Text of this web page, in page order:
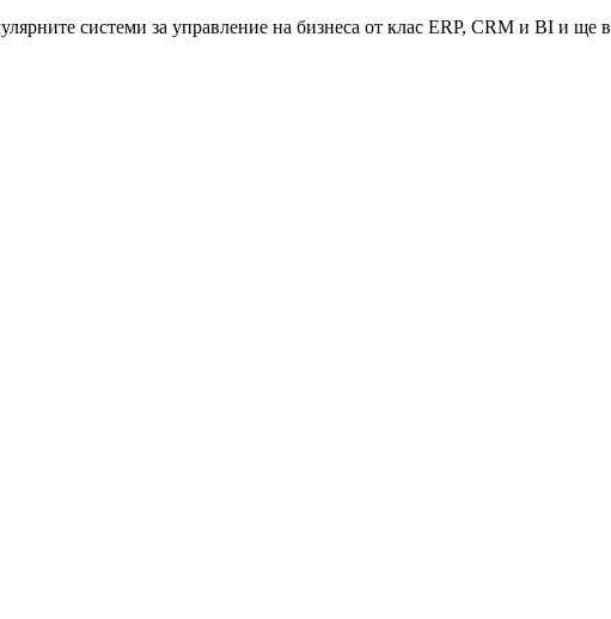
системи за управление на бизнеса от клас ERP, CRM и BI и ще